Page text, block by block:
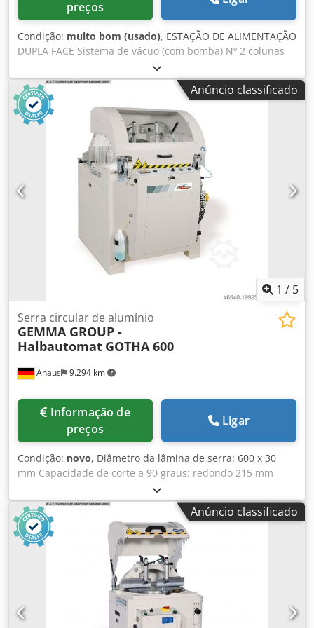
preços
Condição: muito bom (usado), ESTAÇÃO DE ALIMENTAÇÃO
DUPLA FACE Sistema de vácuo (com bomba) Nº 2 colunas
verticais de suporte da viga superior Nº 1 viga superior
horizontal (sobre a qual desliza o carro) Nº 1 carro
motorizado com braços metálicos horizontais
Transportador de rolos externo (no solo) para entrada do
pacote de placas na estação de alimentação Transportador
de rolos externo motorizado (recepção de placas da
estação de alimentação) Painel elétrico separado Cerca de
segurança perimetral com tapetes de segurança Dsdpfjfi
Tg Hex Amrskr Capacidade de operação (ciclos / min)
aprox. 16 Espessura das placas (min/máx) mm 10 / 50
(aprox.) Dimensões mínimas das placas mm 250 x 320
(aprox.) Dimensões máximas das placas mm 1300 x 3000
(aprox.) Potência total instalada Kw 30
Anúncio classificado
1 / 5
Ahaus 9.294 km
Serra circular de alumínio
GEMMA GROUP -
Halbautomat GOTHA 600
preços
Ligar
Condição: novo, Diâmetro da lâmina de serra: 600 x 30
mm Capacidade de corte a 90 graus: redondo 215 mm
Capacidade de corte a 90 graus: quadrado 195 x 195 mm
Capacidade de corte a 90 graus: plano 140 x 395 mm
Capacidade de corte a 45 graus: redondo 170 mm
Capacidade de corte a 45 graus: quadrado 170 x 170 mm
Capacidade de corte a 45 graus: plano 100 x 175 mm
Velocidade de rotação: 2.800 rpm Potência total instalada:
3,0 kW Peso da máquina aprox. 310 kg Dimensões C-L-A:
1077 x 1214 x 1558 mm Equipamento: - Serra circular de
alto rendimento semi-automática (SUBMESA) * Para cortes
de 0° a 180° à direita e à esquerda Dsdpfx Amoxaccferekr
Anúncio classificado